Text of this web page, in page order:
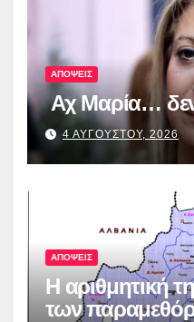
λογοδοσία»
ΑΠΟΨΕΙΣ
Αχ Μαρία…
4 ΑΥΓΟΥΣΤΟΥ, 2026
ΑΠΟΨΕΙΣ
Η αριθμητική
των